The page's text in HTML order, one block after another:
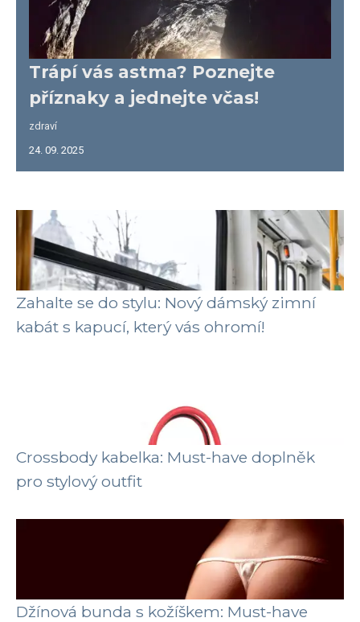
Trápí vás astma? Poznejte
příznaky a jednejte včas!
zdraví
24. 09. 2025
Zahalte se do stylu: Nový dámský zimní
kabát s kapucí, který vás ohromí!
Crossbody kabelka: Must-have doplněk
pro stylový outfit
Džínová bunda s kožíškem: Must-have